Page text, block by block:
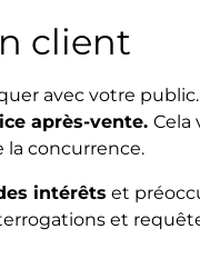
client
avec votre public.
après-vente.Cela
la concurrence.
intérêts et
et